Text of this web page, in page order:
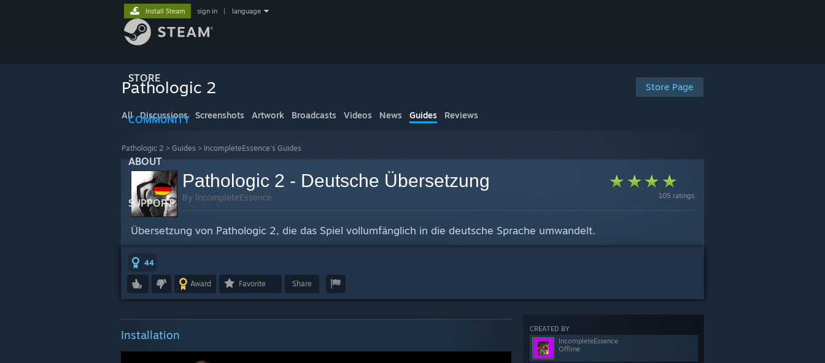
STORE
COMMUNITY
ABOUT
SUPPORT
Install Steam sign in language
Store Page
Pathologic 2
All Discussions Screenshots Artwork Broadcasts Videos News Guides Reviews
Pathologic 2 > Guides > IncompleteEssence's Guides
105 ratings
Pathologic 2 - Deutsche Übersetzung
By IncompleteEssence
Übersetzung von Pathologic 2, die das Spiel vollumfänglich in die deutsche Sprache umwandelt.
44
Award Favorite Share
CREATED BY
IncompleteEssence
Offline
Installation